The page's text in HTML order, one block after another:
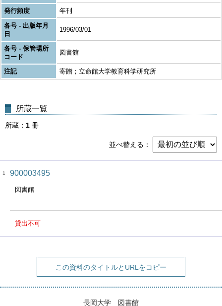
発行頻度
年刊
各号 - 出版年月
日
1996/03/01
各号 - 保管場所
コード
図書館
注記 寄贈；立命館大学教育科学研究所
所蔵一覧
所蔵 1 冊
並べ替える
1 900003495
図書館
貸出不可
この資料のタイトルとURLをコピー
長岡大学 図書館